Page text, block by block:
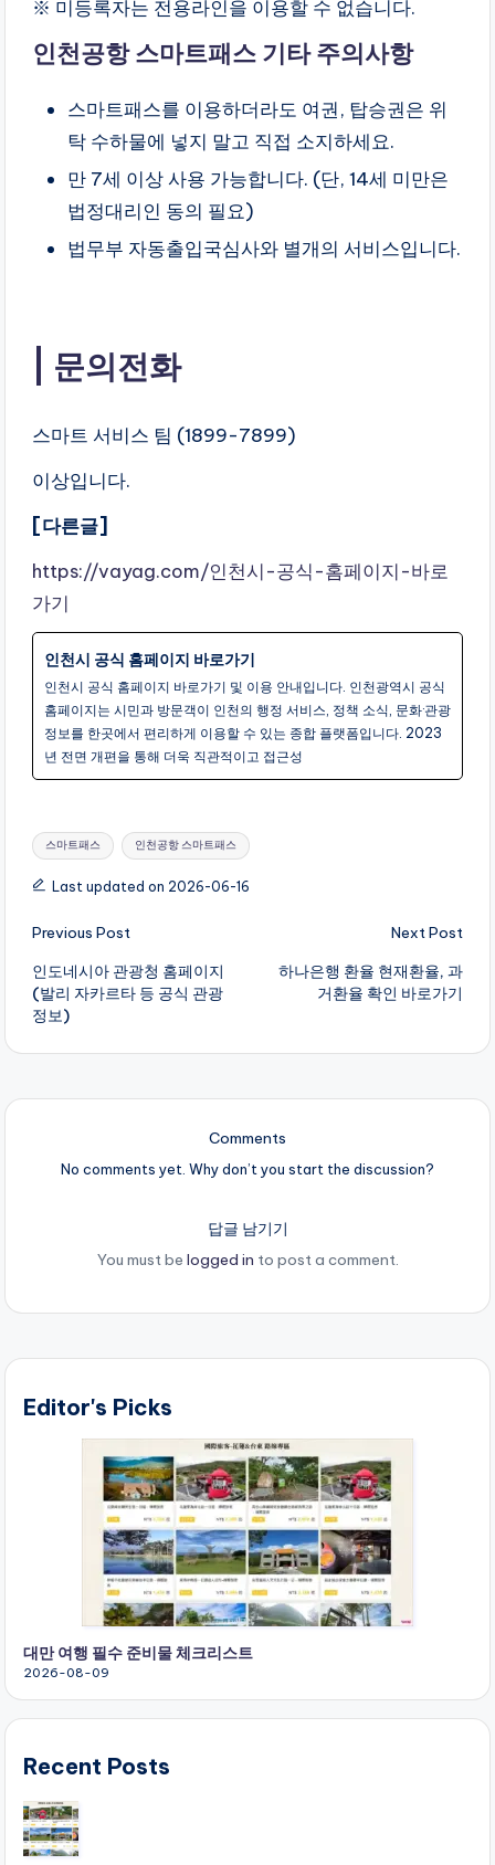
※ 미등록자는 전용라인을 이용할 수 없습니다.
인천공항 스마트패스 기타 주의사항
스마트패스를 이용하더라도 여권, 탑승권은 위
탁 수하물에 넣지 말고 직접 소지하세요.
만 7세 이상 사용 가능합니다. (단, 14세 미만은
법정대리인 동의 필요)
법무부 자동출입국심사와 별개의 서비스입니다.
문의전화
스마트 서비스 팀 (1899-7899)
이상입니다.
[다른글]
https://vayag.com/인천시-공식-홈페이지-바로
가기
인천시 공식 홈페이지 바로가기
인천시 공식 홈페이지 바로가기 및 이용 안내입니다. 인천광역시 공식
홈페이지는 시민과 방문객이 인천의 행정 서비스, 정책 소식, 문화·관광
정보를 한곳에서 편리하게 이용할 수 있는 종합 플랫폼입니다. 2023
년 전면 개편을 통해 더욱 직관적이고 접근성
Tags:
스마트패스 인천공항 스마트패스
Last updated on 2026-06-16
Post
Previous Post
인도네시아 관광청 홈페이지
(발리 자카르타 등 공식 관광
정보)
Next Post
하나은행 환율 현재환율, 과
거환율 확인 바로가기
Comments
No comments yet. Why don’t you start the discussion?
답글 남기기
You must be logged in to post a comment.
Editor's Picks
대만 여행 필수 준비물 체크리스트
2026-08-09
Recent Posts